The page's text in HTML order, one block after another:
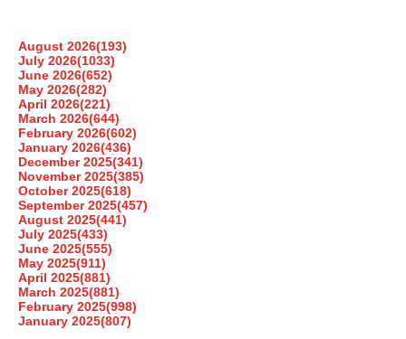
August 2026(193)
July 2026(1033)
June 2026(652)
May 2026(282)
April 2026(221)
March 2026(644)
February 2026(602)
January 2026(436)
December 2025(341)
November 2025(385)
October 2025(618)
September 2025(457)
August 2025(441)
July 2025(433)
June 2025(555)
May 2025(911)
April 2025(881)
March 2025(881)
February 2025(998)
January 2025(807)